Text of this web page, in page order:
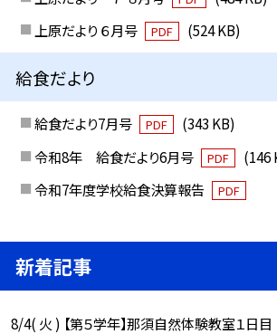
上原だより ６月号
PDF (524 KB)
給食だより
給食だより7月号 PDF
(343 KB)
令和8年 給食だより6月号
PDF
(146
令和7年度学校給食決算報告
PDF
新着記事
8/4( 火 ) 【第５学年】那須自然体験教室１日目